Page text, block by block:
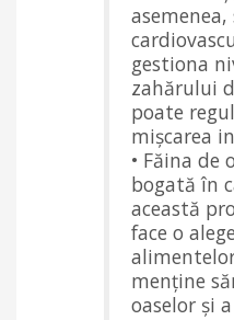
gestiona
zahărului
poate
mișcarea
• Făina de
bogată în
această
face o
menține
oaselor și